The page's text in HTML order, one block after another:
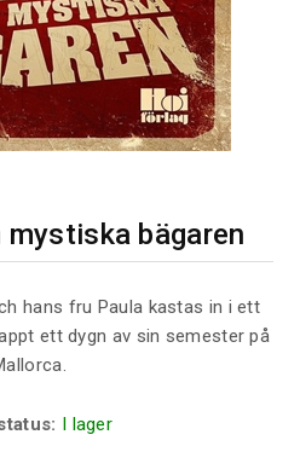
bägaren
hans fru Paula kastas in i ett
ett dygn av sin semester på
I lager